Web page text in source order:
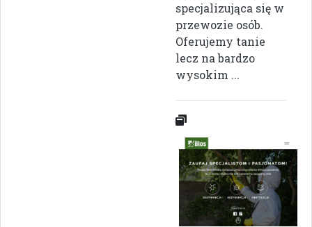
specjalizująca się w
przewozie osób.
Oferujemy tanie
lecz na bardzo
wysokim ...